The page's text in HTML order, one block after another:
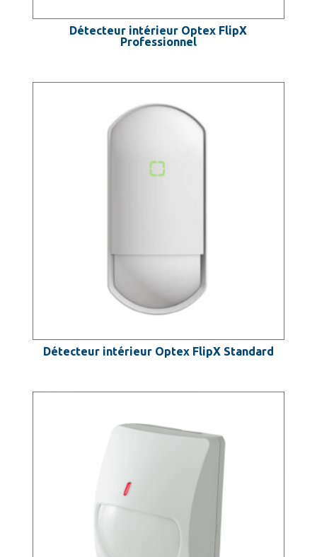
Détecteur intérieur Optex FlipX
Professionnel
Détecteur intérieur Optex FlipX Standard